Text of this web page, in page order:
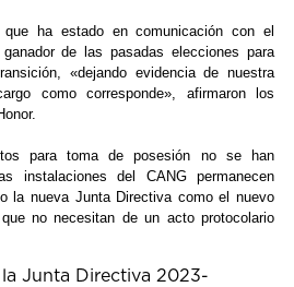
ha estado en comunicación con el
de las pasadas elecciones para
«dejando evidencia de nuestra
como corresponde», afirmaron los
para toma de posesión no se han
instalaciones del CANG permanecen
la nueva Junta Directiva como el nuevo
no necesitan de un acto protocolario
Junta Directiva 2023-